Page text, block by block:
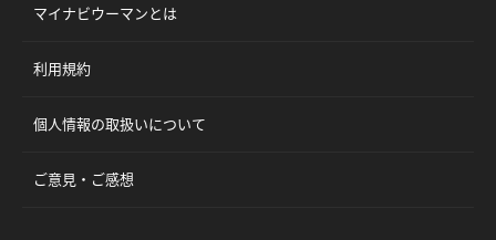
マイナビウーマンとは
利用規約
個人情報の取扱いについて
ご意見・ご感想